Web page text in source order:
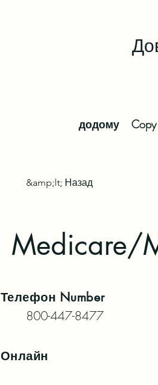
додому
&amp;lt; Назад
Medicare/
Телефон Number
800-447-8477
Онлайн